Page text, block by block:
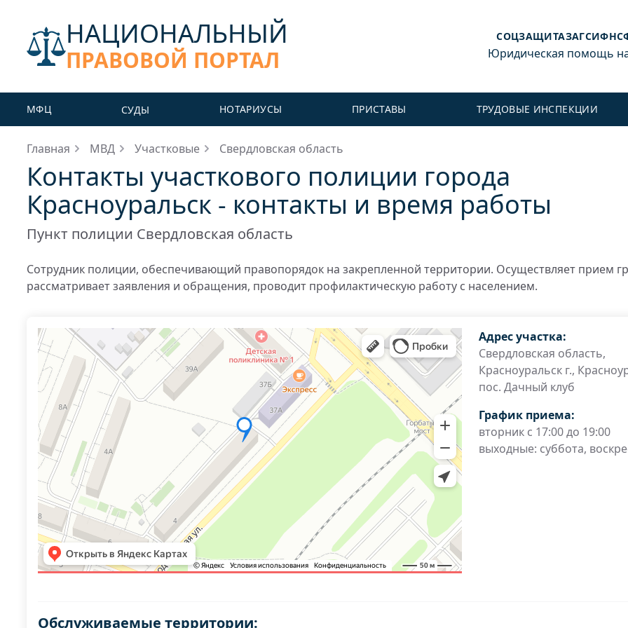
НАЦИОНАЛЬНЫЙ
ПРАВОВОЙ ПОРТАЛ
СОЦЗАЩИТАЗАГСИФНС
Юридическая помощь
МФЦ СУДЫ НОТАРИУСЫ ПРИСТАВЫ ТРУДОВЫЕ ИНСПЕКЦИИ
Главная МВД Участковые Свердловская область
Контакты участкового полиции города
Красноуральск - контакты и время работы
Пункт полиции Свердловская область
Сотрудник полиции, обеспечивающий правопорядок на закрепленной территории. Осуществляет прием
рассматривает заявления и обращения, проводит профилактическую работу с населением.
Адрес участка:
Свердловская область,
Красноуральск г.,
пос. Дачный клуб
График приема:
вторник с 17:00 до 19:00
выходные: суббота,
Обслуживаемые территории: